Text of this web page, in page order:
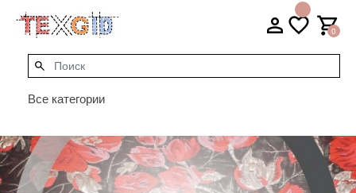
0
Все категории